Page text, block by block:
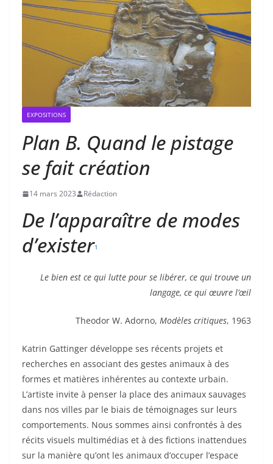
EXPOSITIONS
Plan B. Quand le pistage
se fait création
14 mars 2023 Rédaction
De l’apparaître de modes
d’exister1
Le bien est ce qui lutte pour se libérer, ce qui trouve un
langage, ce qui œuvre l’œil
Theodor W. Adorno, Modèles critiques, 1963
Katrin Gattinger développe ses récents projets et
recherches en associant des gestes animaux à des
formes et matières inhérentes au contexte urbain.
L’artiste invite à penser la place des animaux sauvages
dans nos villes par le biais de témoignages sur leurs
comportements. Nous sommes ainsi confrontés à des
récits visuels multimédias et à des fictions inattendues
sur la manière qu’ont les animaux d’occuper l’espace